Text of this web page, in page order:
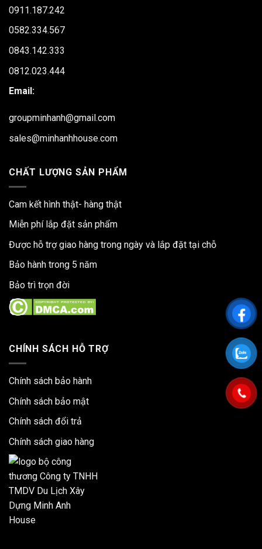
0911.187.242
0582.334.567
0843.142.333
0812.023.444
Email:
groupminhanh@gmail.com
sales@minhanhhouse.com
CHẤT LƯỢNG SẢN PHẨM
Cam kết hình thật- hàng thật
Miễn phí lắp đặt sản phẩm
Được hỗ trợ giao hàng trong ngày và lắp đặt tại chỗ
Bảo hành trong 5 năm
Bảo trì trọn đời
CHÍNH SÁCH HỖ TRỢ
Chính sách bảo hành
Chính sách bảo mật
Chính sách đổi trả
Chính sách giao hàng